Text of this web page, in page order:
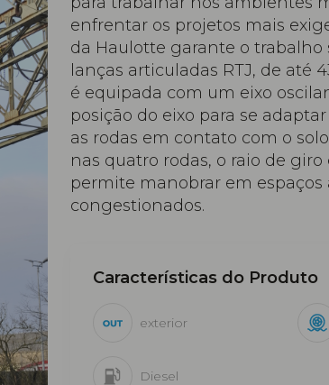
enfrentar os projetos mais
da Haulotte garante o trabalho
lanças articuladas RTJ, de até
é equipada com um eixo
posição do eixo para se
as rodas em contato com o
nas quatro rodas, o raio de giro
permite manobrar em espaços
congestionados.
Características do Produto
exterior
Diesel